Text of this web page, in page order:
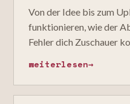
Von der Idee bis zum
funktionieren, wie der
Fehler dich Zuschauer
weiterlesen→